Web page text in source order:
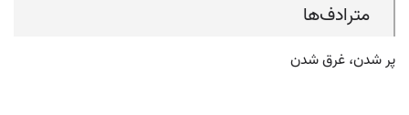
مترادف‌ها
پر شدن، غرق شدن